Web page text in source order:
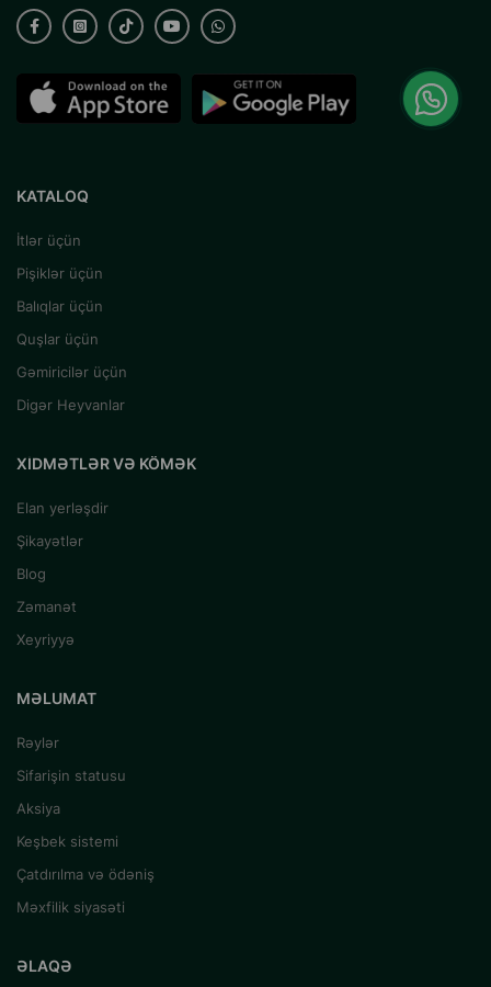
KATALOQ
İtlər üçün
Pişiklər üçün
Balıqlar üçün
Quşlar üçün
Gəmiricilər üçün
Digər Heyvanlar
XIDMƏTLƏR VƏ KÖMƏK
Elan yerləşdir
Şikayətlər
Blog
Zəmanət
Xeyriyyə
MƏLUMAT
Rəylər
Sifarişin statusu
Aksiya
Keşbek sistemi
Çatdırılma və ödəniş
Məxfilik siyasəti
ƏLAQƏ